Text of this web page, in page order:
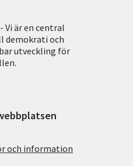
Vi är en central
demokrati och
utveckling för
och information